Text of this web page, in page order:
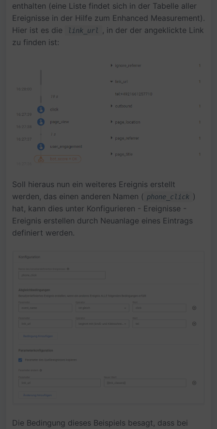
enthalten (eine Liste findet sich in der Tabelle aller
Ereignisse in der Hilfe zum Enhanced Measurement).
Hier ist es die
link_url
, in der der angeklickte Link
zu finden ist:
Soll hieraus nun ein weiteres Ereignis erstellt
werden, das einen anderen Namen ( phone_click )
hat, kann dies unter Konfigurieren - Ereignisse -
Ereignis erstellen durch Neuanlage eines Eintrags
definiert werden.
Die Bedingung dieses Beispiels besagt, dass bei